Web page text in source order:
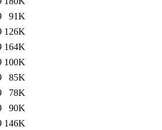
91K
126K
164K
100K
85K
78K
90K
146K